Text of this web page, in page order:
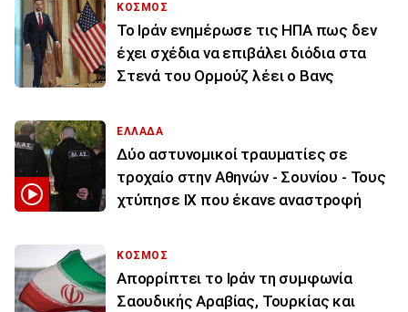
ΚΟΣΜΟΣ
To Ιράν ενημέρωσε τις ΗΠΑ πως δεν
έχει σχέδια να επιβάλει διόδια στα
Στενά του Ορμούζ λέει ο Βανς
ΕΛΛΑΔΑ
Δύο αστυνομικοί τραυματίες σε
τροχαίο στην Αθηνών - Σουνίου - Τους
χτύπησε ΙΧ που έκανε αναστροφή
ΚΟΣΜΟΣ
Απορρίπτει το Ιράν τη συμφωνία
Σαουδικής Αραβίας, Τουρκίας και